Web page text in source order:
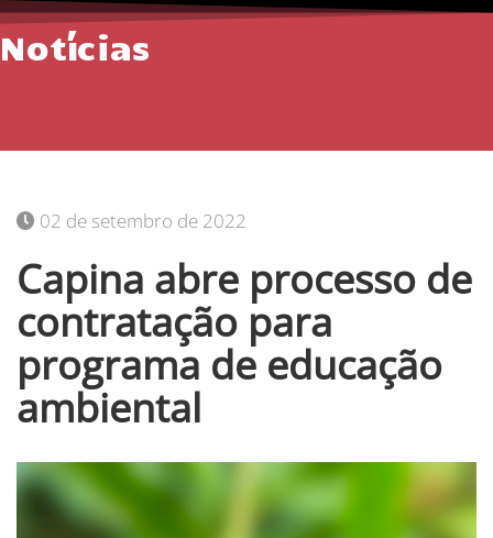
Notícias
02 de setembro de 2022
Capina abre processo de
contratação para
programa de educação
ambiental